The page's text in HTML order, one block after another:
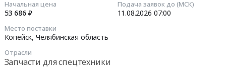
Товары для Спорта, Отдыха, Развлечений, Предметы
Искусства
Химическая продукция
Начальная цена
53 686 ₽
Подача заявок до (МСК)
11.08.2026 07:00
Место поставки
Копейск, Челябинская область
Отрасли
Запчасти для спецтехники